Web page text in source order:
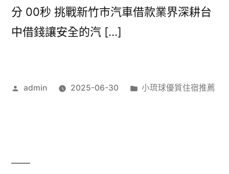
分 00秒 挑戰新竹市汽車借款業界深耕台
中借錢讓安全的汽 […]
作
admin 2025-06-30
分
小琉球優質住宿推薦